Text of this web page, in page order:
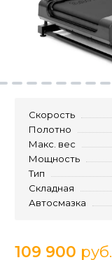
Скорость
Полотно
Макс. вес
Мощность
Тип
Складная
Автосмазка
109 900 руб.